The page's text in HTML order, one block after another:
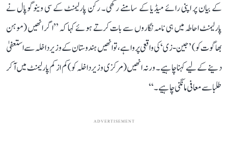
کے بیان پر اپنی رائے میڈیا کے سامنے رکھی۔ رکن پارلیمنٹ کے سی وینوگوپال نے
پارلیمنٹ احاطہ میں ہی نامہ نگاروں سے بات کرتے ہوئے کہا کہ ’’اگر انھیں (موہن
بھاگوت کو) ’جین-زی‘ کی واقعی پروا ہے، تو انھیں ہندوستان کے وزیر داخلہ سےا ستعفیٰ
دینے کے لیے کہنا چاہیے۔ ورنہ انھیں (مرکزی وزیر داخلہ کو) کم از کم پارلیمنٹ میں آ کر
طلبا سے معافی مانگنی چاہیے۔‘‘
ADVERTISEMENT